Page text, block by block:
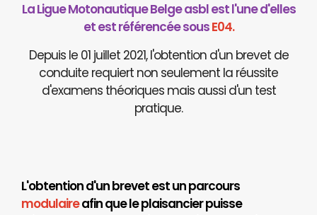
La Ligue Motonautique Belge asbl est l'une d'elles
et est référencée sousE04.
Depuis le 01 juillet 2021, l'obtention d'un brevet de
conduite requiert non seulement la réussite
d'examens théoriques mais aussi d'un test
pratique.
L'obtention d'un brevet est un parcours
modulaireafin que le plaisancier puisse